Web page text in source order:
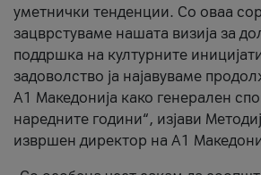
уметнички тенденции. Со оваа
зацврстуваме нашата визија за
поддршка на културните
задоволство ја најавуваме
A1 Македонија како генерален
наредните години“, изјави
извршен директор на A1